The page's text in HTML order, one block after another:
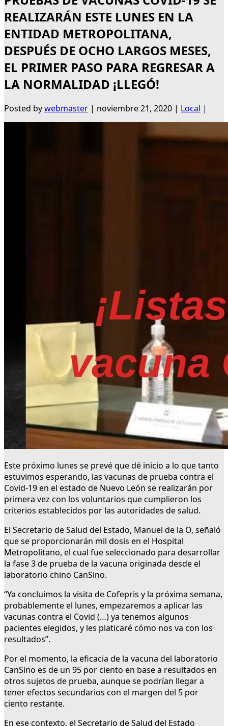
REALIZARÁN ESTE LUNES EN LA
ENTIDAD METROPOLITANA,
DESPUÉS DE OCHO LARGOS MESES,
EL PRIMER PASO PARA REGRESAR A
LA NORMALIDAD ¡LLEGÓ!
Posted bywebmaster | noviembre 21, 2020 | Local |
Este próximo lunes se prevé que dé inicio a lo que tanto
estuvimos esperando, las vacunas de prueba contra el
Covid-19 en el estado de Nuevo León se realizarán por
primera vez con los voluntarios que cumplieron los
criterios establecidos por las autoridades de salud.
El Secretario de Salud del Estado, Manuel de la O, señaló
que se proporcionarán mil dosis en el Hospital
Metropolitano, el cual fue seleccionado para desarrollar
la fase 3 de prueba de la vacuna originada desde el
laboratorio chino CanSino.
“Ya concluimos la visita de Cofepris y la próxima semana,
probablemente el lunes, empezaremos a aplicar las
vacunas contra el Covid (…) ya tenemos algunos
pacientes elegidos, y les platicaré cómo nos va con los
resultados”.
Por el momento, la eficacia de la vacuna del laboratorio
CanSino es de un 95 por ciento en base a resultados en
otros sujetos de prueba, aunque se podrían llegar a
tener efectos secundarios con el margen del 5 por
ciento restante.
En ese contexto, el Secretario de Salud del Estado